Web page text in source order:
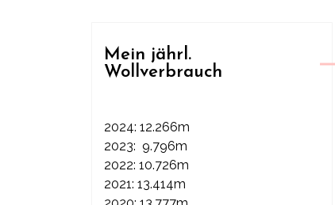
Mein jährl.
Wollverbrauch
2024: 12.266m
2023: 9.796m
2022: 10.726m
2021: 13.414m